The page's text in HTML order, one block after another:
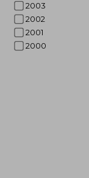
2003
2002
2001
2000